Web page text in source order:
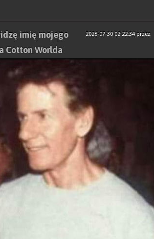
2026-07-30 02:22:34przez
imię mojego
Cotton Worlda